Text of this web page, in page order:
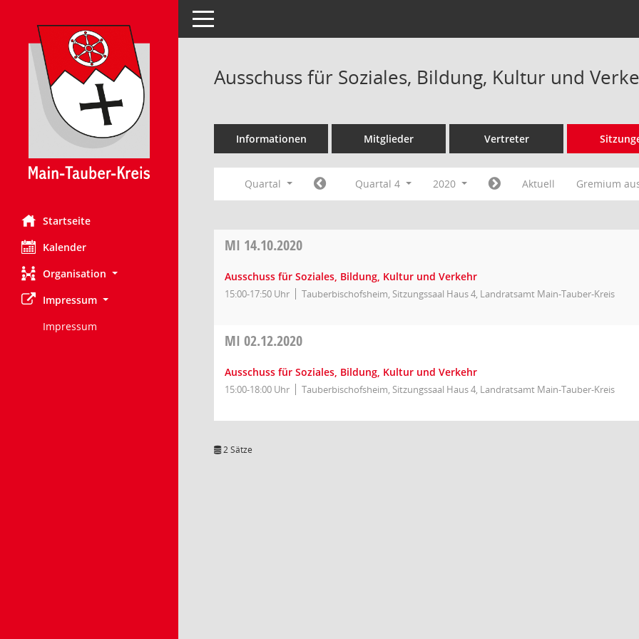
Startseite
Kalender
Organisation
Impressum
Impressum
Toggle navigation
Ausschuss für Soziales, Bildung, Kultur und
Informationen Mitglieder Vertreter
Quartal Quartal 4 2020 Aktuell Gremium
MI 14.10.2020
Ausschuss für Soziales, Bildung, Kultur und Verkehr
15:00-17:50 Uhr Tauberbischofsheim, Sitzungssaal Haus 4, Landratsamt Main-Tauber-Kreis
MI 02.12.2020
Ausschuss für Soziales, Bildung, Kultur und Verkehr
15:00-18:00 Uhr Tauberbischofsheim, Sitzungssaal Haus 4, Landratsamt Main-Tauber-Kreis
2 Sätze